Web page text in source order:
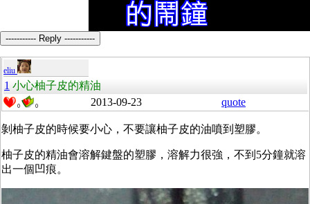
----------- Reply -----------
eliu
1 小心柚子皮的精油
0 0 2013-09-23 quote
剝柚子皮的時候要小心，不要讓柚子皮的油噴到塑膠。
柚子皮的精油會溶解鍵盤的塑膠，溶解力很強，不到5分鐘就溶
出一個凹痕。